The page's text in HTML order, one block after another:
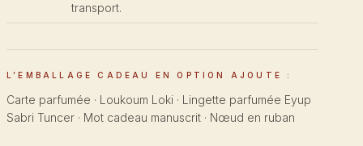
transport.
L’EMBALLAGE CADEAU EN OPTION AJOUTE :
Carte parfumée · Loukoum Loki · Lingette parfumée Eyup
Sabri Tuncer · Mot cadeau manuscrit · Nœud en ruban